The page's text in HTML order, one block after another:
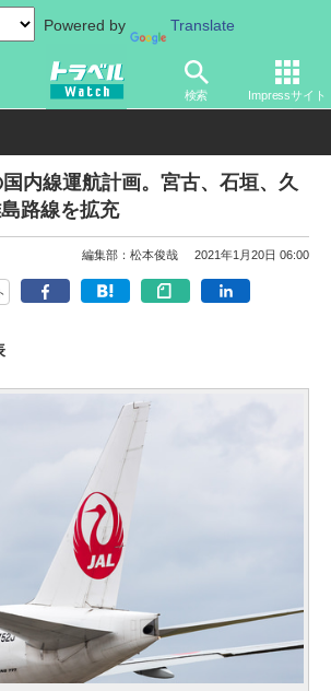
Powered by Translate
検索 Impressサイト
・政府・官庁 国内エアライン JAL
内線運航計画。宮古、石垣、久
路線を拡充
編集部：松本俊哉 2021年1月20日 06:00